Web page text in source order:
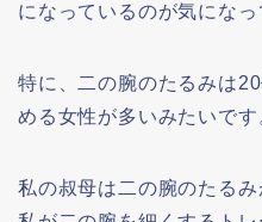
になっているのが気になっ
特に、二の腕のたるみは
める女性が多いみたいです
私の叔母は二の腕のたるみ